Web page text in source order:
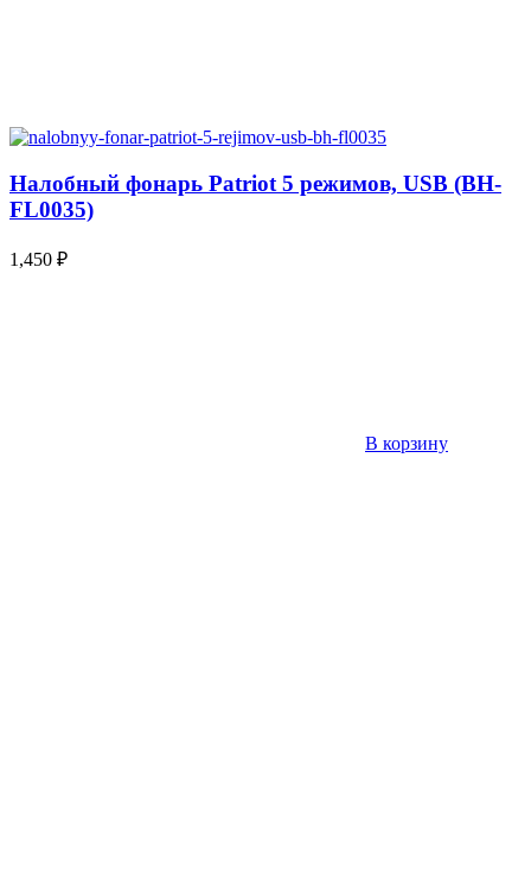
Налобный фонарь Patriot 5 режимов, USB (BH-
FL0035)
1,450 ₽
В корзину